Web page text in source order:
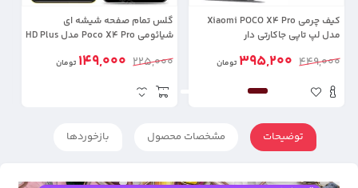
کیف چرمی Xiaomi POCO X4 Pro
مدل لپ تاپی جاکارتی دار
449,000
395,200 تومان
گلس تمام صفحه شیشه ای
شیائومی Poco X4 Pro مدل HD Plus
225,000
149,000 تومان
توضیحات مشخصات محصول بازخوردها